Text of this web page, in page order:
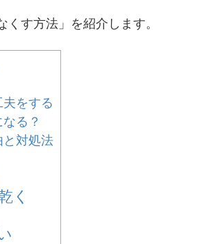
す方法」を紹介します。
をする
る？
と対処法
く